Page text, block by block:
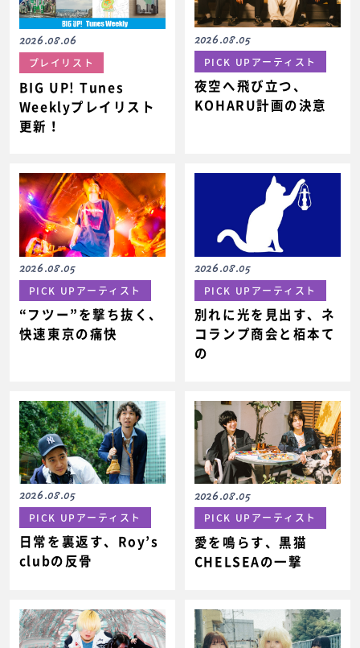
2026.08.06
プレイリスト
BIG UP! Tunes
Weeklyプレイリスト
更新！
2026.08.05
PICK UPアーティスト
夜空へ飛び立つ、
KOHARU計画の決意
2026.08.05
PICK UPアーティスト
“フツー”を撃ち抜く、
快速東京の痛快
2026.08.05
PICK UPアーティスト
別れに光を見出す、ネ
コランプ商会と栢本て
の
2026.08.05
PICK UPアーティスト
日常を裏返す、Roy’s
clubの反骨
2026.08.05
PICK UPアーティスト
愛を鳴らす、黒猫
CHELSEAの一撃